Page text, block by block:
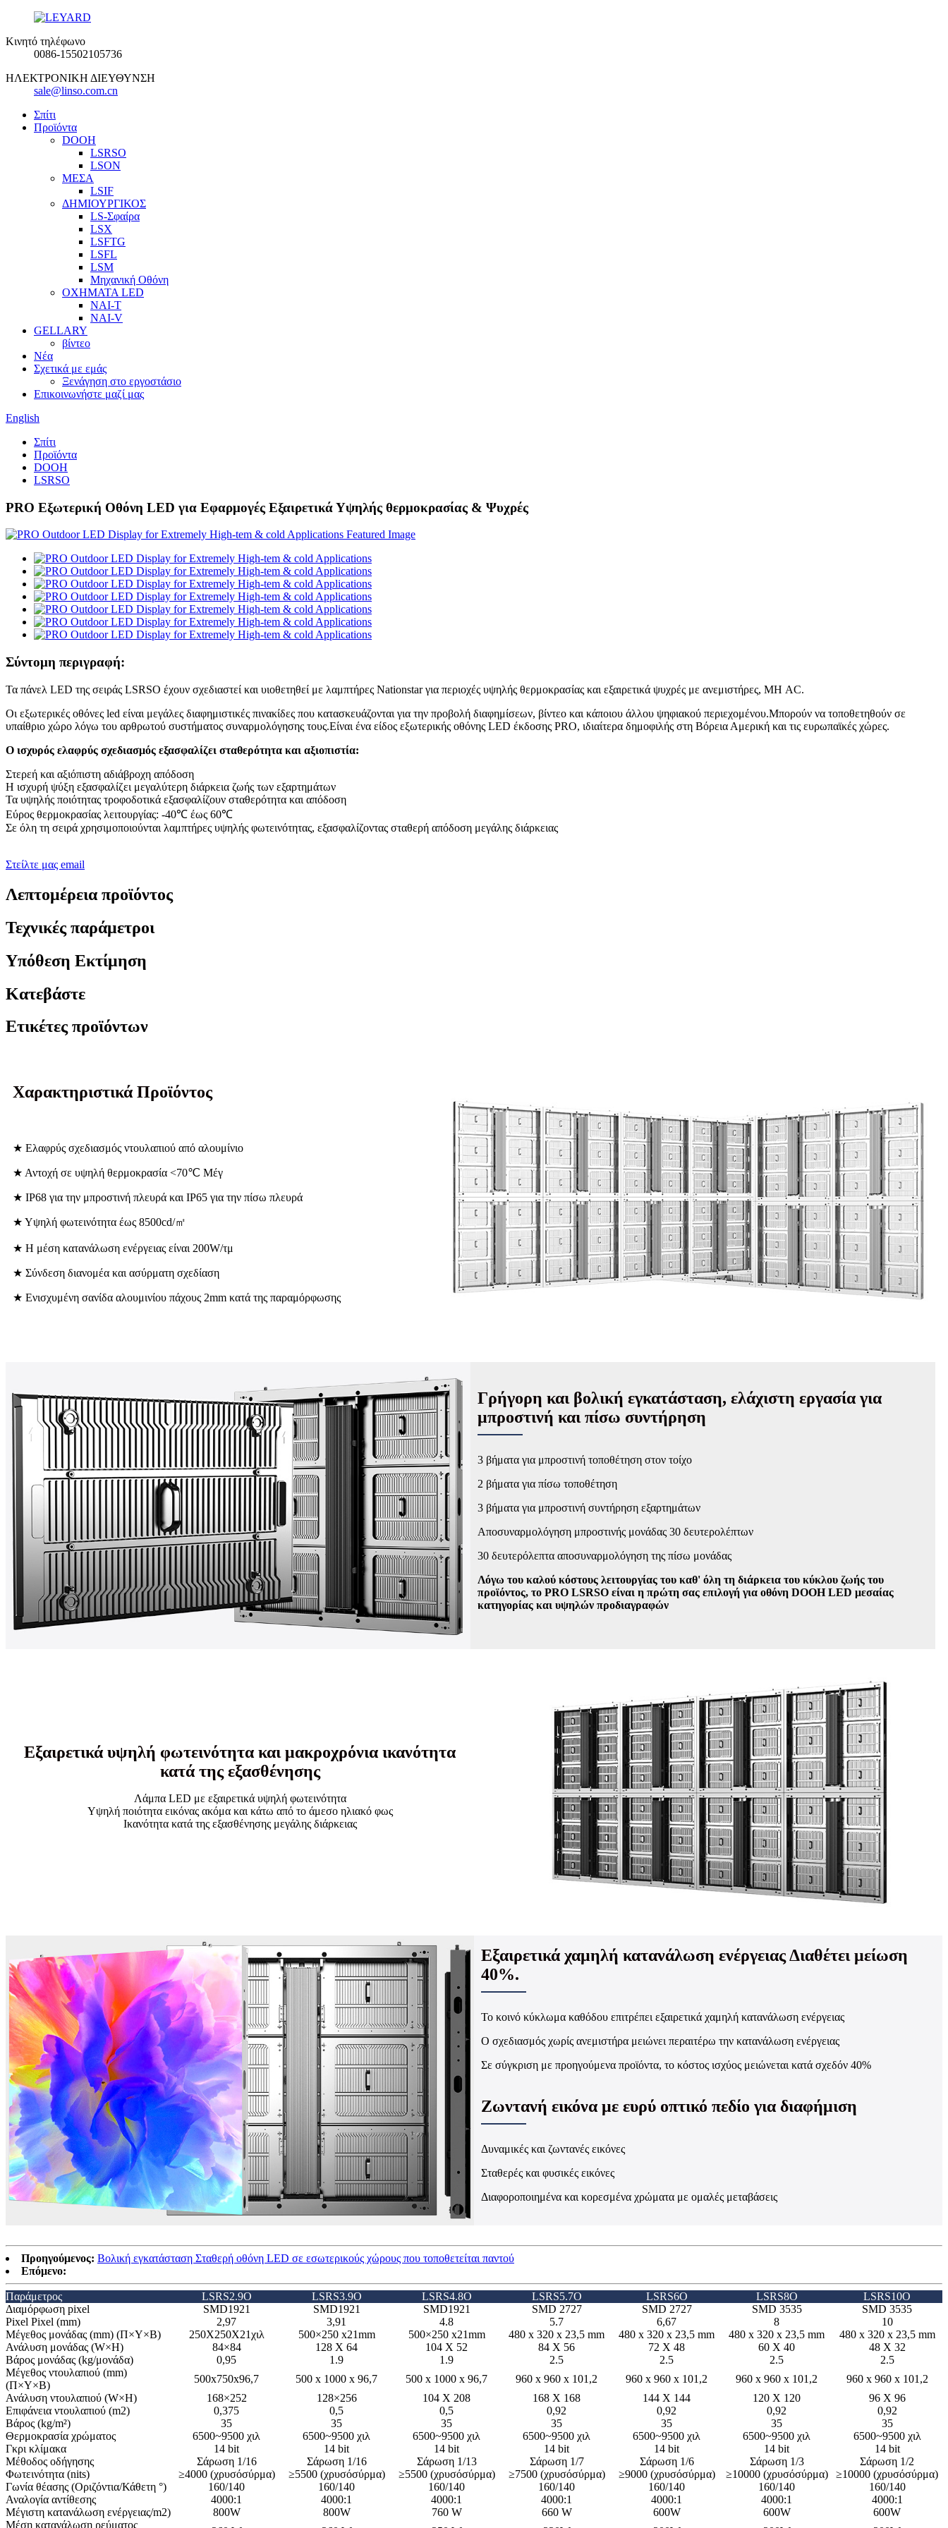
Κινητό τηλέφωνο
0086-15502105736
ΗΛΕΚΤΡΟΝΙΚΗ ΔΙΕΥΘΥΝΣΗ
sale@linso.com.cn
Σπίτι
Προϊόντα
DOOH
LSRSO
LSON
ΜΕΣΑ
LSIF
ΔΗΜΙΟΥΡΓΙΚΟΣ
LS-Σφαίρα
LSX
LSFTG
LSFL
LSM
Μηχανική Οθόνη
ΟΧΗΜΑΤΑ LED
ΝΑΙ-Τ
ΝΑΙ-V
GELLARY
βίντεο
Νέα
Σχετικά με εμάς
Ξενάγηση στο εργοστάσιο
Επικοινωνήστε μαζί μας
English
Σπίτι
Προϊόντα
DOOH
LSRSO
PRO Εξωτερική Οθόνη LED για Εφαρμογές Εξαιρετικά Υψηλής θερμοκρασίας & Ψυχρές
Σύντομη περιγραφή:
Τα πάνελ LED της σειράς LSRSO έχουν σχεδιαστεί και υιοθετηθεί με λαμπτήρες Nationstar για περιοχές υψηλής θερμοκρασίας και εξαιρετικά ψυχρές με ανεμιστήρες, ΜΗ AC.
Οι εξωτερικές οθόνες led είναι μεγάλες διαφημιστικές πινακίδες που κατασκευάζονται για την προβολή διαφημίσεων, βίντεο και κάποιου άλλου ψηφιακού περιεχομένου.Μπορούν να τοποθετηθούν σε
υπαίθριο χώρο λόγω του αρθρωτού συστήματος συναρμολόγησης τους.Είναι ένα είδος εξωτερικής οθόνης LED έκδοσης PRO, ιδιαίτερα δημοφιλής στη Βόρεια Αμερική και τις ευρωπαϊκές χώρες.
Ο ισχυρός ελαφρύς σχεδιασμός εξασφαλίζει σταθερότητα και αξιοπιστία:
Στερεή και αξιόπιστη αδιάβροχη απόδοση
Η ισχυρή ψύξη εξασφαλίζει μεγαλύτερη διάρκεια ζωής των εξαρτημάτων
Τα υψηλής ποιότητας τροφοδοτικά εξασφαλίζουν σταθερότητα και απόδοση
Εύρος θερμοκρασίας λειτουργίας: -40℃ έως 60℃
Σε όλη τη σειρά χρησιμοποιούνται λαμπτήρες υψηλής φωτεινότητας, εξασφαλίζοντας σταθερή απόδοση μεγάλης διάρκειας
Στείλτε μας email
Λεπτομέρεια προϊόντος
Τεχνικές παράμετροι
Υπόθεση Εκτίμηση
Κατεβάστε
Ετικέτες προϊόντων
Χαρακτηριστικά Προϊόντος
★ Ελαφρύς σχεδιασμός ντουλαπιού από αλουμίνιο
★ Αντοχή σε υψηλή θερμοκρασία <70℃ Μέγ
★ IP68 για την μπροστινή πλευρά και IP65 για την πίσω πλευρά
★ Υψηλή φωτεινότητα έως 8500cd/㎡
★ Η μέση κατανάλωση ενέργειας είναι 200W/τμ
★ Σύνδεση διανομέα και ασύρματη σχεδίαση
★ Ενισχυμένη σανίδα αλουμινίου πάχους 2mm κατά της παραμόρφωσης
Γρήγορη και βολική εγκατάσταση, ελάχιστη εργασία για
μπροστινή και πίσω συντήρηση
3 βήματα για μπροστινή τοποθέτηση στον τοίχο
2 βήματα για πίσω τοποθέτηση
3 βήματα για μπροστινή συντήρηση εξαρτημάτων
Αποσυναρμολόγηση μπροστινής μονάδας 30 δευτερολέπτων
30 δευτερόλεπτα αποσυναρμολόγηση της πίσω μονάδας
Λόγω του καλού κόστους λειτουργίας του καθ' όλη τη διάρκεια του κύκλου ζωής του
προϊόντος, το PRO LSRSO είναι η πρώτη σας επιλογή για οθόνη DOOH LED μεσαίας
κατηγορίας και υψηλών προδιαγραφών
Εξαιρετικά υψηλή φωτεινότητα και μακροχρόνια ικανότητα
κατά της εξασθένησης
Λάμπα LED με εξαιρετικά υψηλή φωτεινότητα
Υψηλή ποιότητα εικόνας ακόμα και κάτω από το άμεσο ηλιακό φως
Ικανότητα κατά της εξασθένησης μεγάλης διάρκειας
Εξαιρετικά χαμηλή κατανάλωση ενέργειας Διαθέτει μείωση
40%.
Το κοινό κύκλωμα καθόδου επιτρέπει εξαιρετικά χαμηλή κατανάλωση ενέργειας
Ο σχεδιασμός χωρίς ανεμιστήρα μειώνει περαιτέρω την κατανάλωση ενέργειας
Σε σύγκριση με προηγούμενα προϊόντα, το κόστος ισχύος μειώνεται κατά σχεδόν 40%
Ζωντανή εικόνα με ευρύ οπτικό πεδίο για διαφήμιση
Δυναμικές και ζωντανές εικόνες
Σταθερές και φυσικές εικόνες
Διαφοροποιημένα και κορεσμένα χρώματα με ομαλές μεταβάσεις
Προηγούμενος: Βολική εγκατάσταση Σταθερή οθόνη LED σε εσωτερικούς χώρους που τοποθετείται παντού
Επόμενο:
Παράμετρος LSRS2.9O LSRS3.9O LSRS4.8O LSRS5.7O LSRS6O LSRS8O
LSRS10O
Διαμόρφωση pixel
SMD1921 SMD1921 SMD1921 SMD 2727 SMD 2727 SMD 3535
SMD 3535
Pixel Pixel (mm)
2,97 3,91 4.8 5.7 6,67 8
10
Μέγεθος μονάδας (mm) (Π×Υ×Β)
250Χ250Χ21χιλ 500×250 x21mm 500×250 x21mm 480 x 320 x 23,5 mm 480 x 320 x 23,5 mm 480 x 320 x 23,5 mm
480 x 320 x 23,5 mm
Ανάλυση μονάδας (W×H)
84×84 128 Χ 64 104 Χ 52 84 Χ 56 72 Χ 48 60 Χ 40
48 Χ 32
Βάρος μονάδας (kg/μονάδα)
0,95 1.9 1.9 2.5 2.5 2.5
2.5
Μέγεθος ντουλαπιού (mm)
(Π×Υ×Β)
500x750x96,7 500 x 1000 x 96,7 500 x 1000 x 96,7 960 x 960 x 101,2 960 x 960 x 101,2 960 x 960 x 101,2
960 x 960 x 101,2
Ανάλυση ντουλαπιού (W×H)
168×252 128×256 104 Χ 208 168 Χ 168 144 Χ 144 120 Χ 120
96 Χ 96
Επιφάνεια ντουλαπιού (m2)
0,375 0,5 0,5 0,92 0,92 0,92
0,92
Βάρος (kg/m²)
35 35 35 35 35 35
35
Θερμοκρασία χρώματος
6500~9500 χιλ 6500~9500 χιλ 6500~9500 χιλ 6500~9500 χιλ 6500~9500 χιλ 6500~9500 χιλ
6500~9500 χιλ
Γκρι κλίμακα
14 bit 14 bit 14 bit 14 bit 14 bit 14 bit
14 bit
Μέθοδος οδήγησης
Σάρωση 1/16 Σάρωση 1/16 Σάρωση 1/13 Σάρωση 1/7 Σάρωση 1/6 Σάρωση 1/3
Σάρωση 1/2
Φωτεινότητα (nits)
≥4000 (χρυσόσύρμα) ≥5500 (χρυσόσύρμα) ≥5500 (χρυσόσύρμα) ≥7500 (χρυσόσύρμα) ≥9000 (χρυσόσύρμα) ≥10000 (χρυσόσύρμα)
≥10000 (χρυσόσύρμα)
Γωνία θέασης (Οριζόντια/Κάθετη °)
160/140 160/140 160/140 160/140 160/140 160/140
160/140
Αναλογία αντίθεσης
4000:1 4000:1 4000:1 4000:1 4000:1 4000:1
4000:1
Μέγιστη κατανάλωση ενέργειας/m2)
800W 800W 760 W 660 W 600W 600W
600W
Μέση κατανάλωση ρεύματος